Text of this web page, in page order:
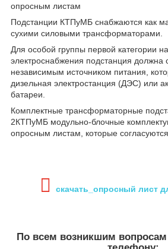
опросным листам
Подстанции КТПуМБ снабжаются как
сухими силовыми трансформаторами.
Для особой группы первой категории
электроснабжения подстанция должна
независимым источником питания,
дизельная электростанция (ДЭС) или
батареи.
Комплектные трансформаторные
2КТПуМБ модульно-блочные
опросным листам, которые согласуются
скачать_опросный лист
По всем возникшим